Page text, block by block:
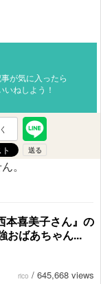
事が気に入ったら
いねしよう！
。
本喜美子さん』の
おばあちゃん...
rico / 645,668 views